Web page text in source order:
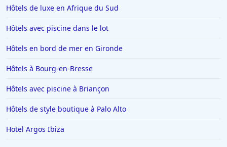
Hôtels de luxe en Afrique du Sud
Hôtels avec piscine dans le lot
Hôtels en bord de mer en Gironde
Hôtels à Bourg-en-Bresse
Hôtels avec piscine à Briançon
Hôtels de style boutique à Palo Alto
Hotel Argos Ibiza